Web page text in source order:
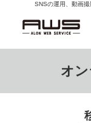
SNSの運用、動画
オ